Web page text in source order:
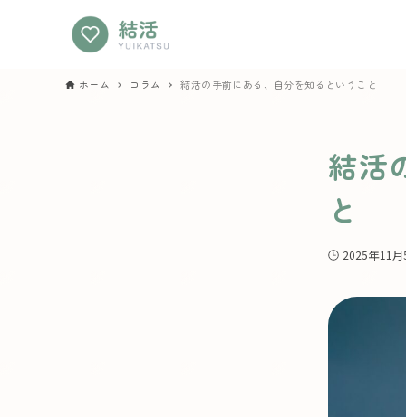
ホーム コラム 結活の手前にある、自分を知るということ
結活
と
2025年11月